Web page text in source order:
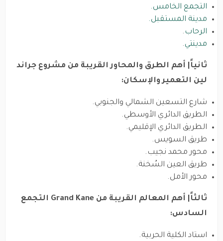
التجمع الخامس.
مدينة المستقبل.
الرحاب.
مدينتي.
ثانياً| أهم الطرق والمحاور القريبة من مشروع جراند
لين التعمير والإسكان:
شارع التسعين الشمالي والجنوبي.
الطريق الدائري الأوسطي.
الطريق الدائري الإقليمي.
طريق السويس.
محور محمد نجيب.
طريق العين السُخنة.
محور الأمل.
ثالثاً| أهم المعالم القريبة من Grand Kane التجمع
السادس:
استاد الكلية الحربية.